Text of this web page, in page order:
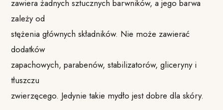
zawiera żadnych sztucznych barwników, a jego barwa
zależy od
stężenia głównych składników. Nie może zawierać
dodatków
zapachowych, parabenów, stabilizatorów, gliceryny i
tłuszczu
zwierzęcego. Jedynie takie mydło jest dobre dla skóry.